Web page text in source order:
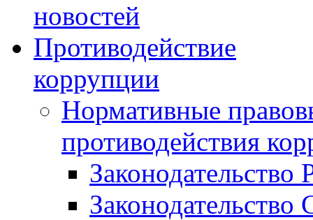
новостей
Противодействие
коррупции
Нормативные
противодействия
Законодательство